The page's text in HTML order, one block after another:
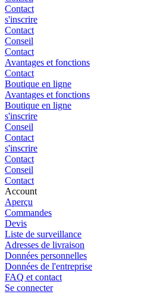
Contact
s'inscrire
Contact
Conseil
Contact
Avantages et fonctions
Contact
Boutique en ligne
Avantages et fonctions
Boutique en ligne
s'inscrire
Conseil
Contact
s'inscrire
Contact
Conseil
Contact
Account
Aperçu
Commandes
Devis
Liste de surveillance
Adresses de livraison
Données personnelles
Données de l'entreprise
FAQ et contact
Se connecter